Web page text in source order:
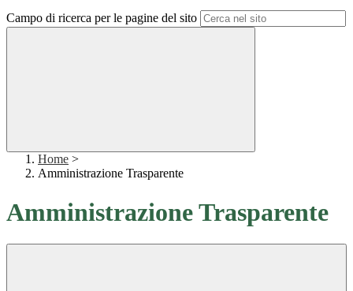
Campo di ricerca per le pagine del sito
Home >
Amministrazione Trasparente
Amministrazione Trasparente